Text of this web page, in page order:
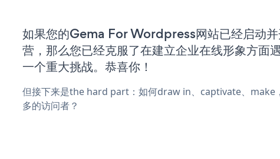
如果您的Gema For Wordpress网站已经启动
营，那么您已经克服了在建立企业在线形象方面
一个重大挑战。恭喜你！
但接下来是the hard part：如何draw in、captivate、make
多的访问者？